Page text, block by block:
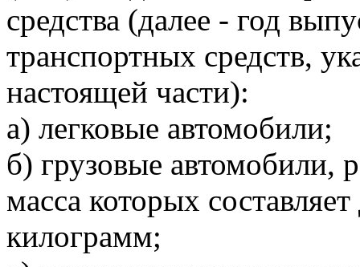
средства (далее - год
транспортных средств,
настоящей части):
а) легковые автомобили;
б) грузовые автомобили,
масса которых
килограмм;